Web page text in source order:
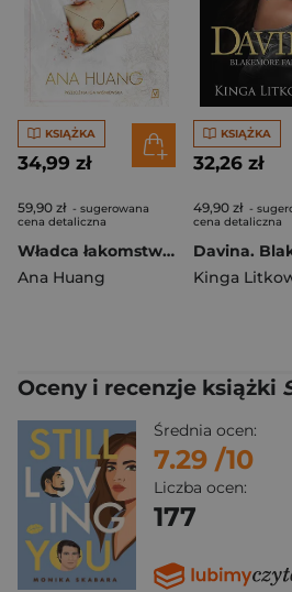
KSIĄŻKA
34,99 zł
59,90 zł - sugerowana
cena detaliczna
Władca łakomstwa. Władcy Grzechu
Ana Huang
KSIĄŻKA
32,26 zł
49,90 zł -
cena detaliczna
Kinga
Oceny i recenzje książki
Średnia ocen:
7.29 /10
Liczba ocen:
177